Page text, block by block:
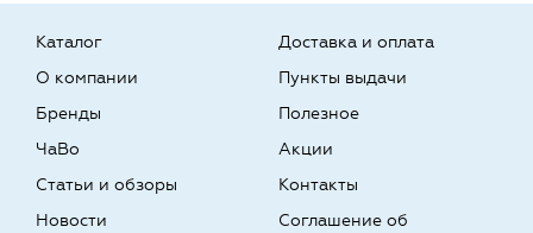
Каталог
О компании
Бренды
Доставка и оплата
Пункты выдачи
Полезное
ЧаВо
Статьи и обзоры
Новости
Акции
Контакты
Соглашение об